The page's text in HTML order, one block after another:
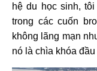
hệ du học sinh,
trong các cuốn
không lãng mạn
nó là chìa khóa